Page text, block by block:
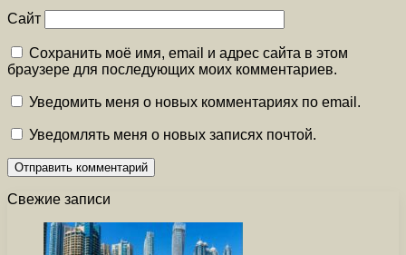
Сайт
Сохранить моё имя, email и адрес сайта в этом
браузере для последующих моих комментариев.
Уведомить меня о новых комментариях по email.
Уведомлять меня о новых записях почтой.
Свежие записи